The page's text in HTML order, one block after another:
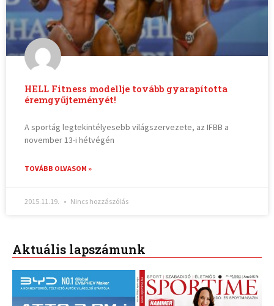
HELL Fitness modellje tovább gyarapította
éremgyűjteményét!
A sportág legtekintélyesebb világszervezete, az IFBB a
november 13-i hétvégén
TOVÁBB OLVASOM »
2015.11.19. Nincs hozzászólás
Aktuális lapszámunk